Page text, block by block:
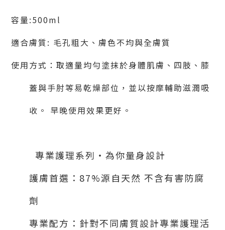
容量:500ml
適合膚質: 毛孔粗大、膚色不均與全膚質
使用方式：取適量均勻塗抹於身體肌膚、四肢、膝
蓋與手肘等易乾燥部位，並以按摩輔助滋潤吸
收。 早晚使用效果更好。
專業護理系列‧為你量身設計
護膚首選：87%源自天然 不含有害防腐
劑
專業配方：針對不同膚質設計專業護理活